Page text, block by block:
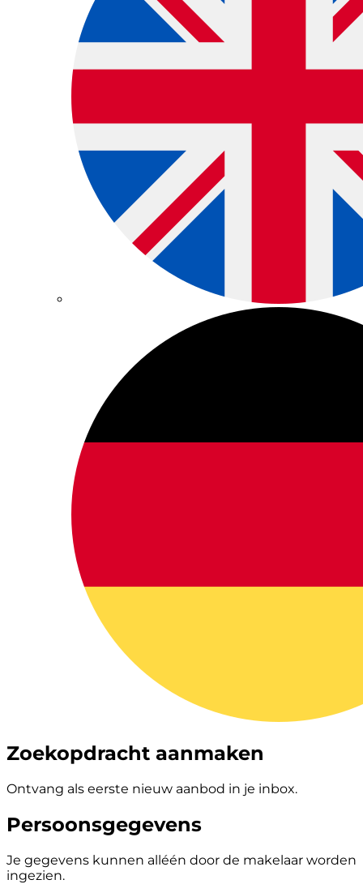
Zoekopdracht aanmaken
Ontvang als eerste nieuw aanbod in je inbox.
Persoonsgegevens
Je gegevens kunnen alléén door de makelaar worden
ingezien.